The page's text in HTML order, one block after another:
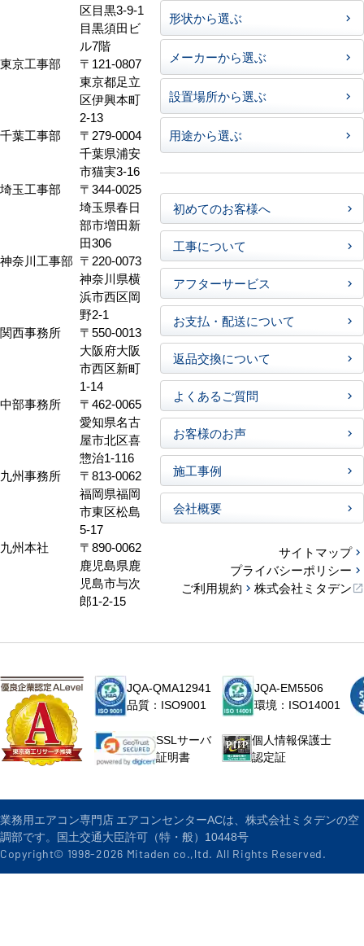
区目黒3-9-1
目黒須田ビ
ル7階
東京工事部
〒121-0807
東京都足立
区伊興本町
2-13
千葉工事部
〒279-0004
千葉県浦安
市猫実3-16
埼玉工事部
〒344-0025
埼玉県春日
部市増田新
田306
神奈川工事部 〒220-0073
神奈川県横
浜市西区岡
野2-1
関西事務所
〒550-0013
大阪府大阪
市西区新町
1-14
中部事務所
〒462-0065
愛知県名古
屋市北区喜
惣治1-116
九州事務所
〒813-0062
福岡県福岡
市東区松島
5-17
九州本社
〒890-0062
鹿児島県鹿
児島市与次
郎1-2-15
形状から選ぶ
メーカーから選ぶ
設置場所から選ぶ
用途から選ぶ
初めてのお客様へ
工事について
アフターサービス
お支払・配送について
返品交換について
よくあるご質問
お客様のお声
施工事例
会社概要
サイトマップ
プライバシーポリシー
ご利用規約
株式会社ミタデン
JQA-QMA12941
品質：ISO9001
JQA-EM5506
環境：ISO14001
SSLサーバ
証明書
個人情報保護士
認定証
業務用エアコン専門店 エアコンセンターACは、株式会社ミタデンの空
調部です。国土交通大臣許可（特・般）10448号
Copyright© 1998-2026 Mitaden co.,ltd. All Rights Reserved.